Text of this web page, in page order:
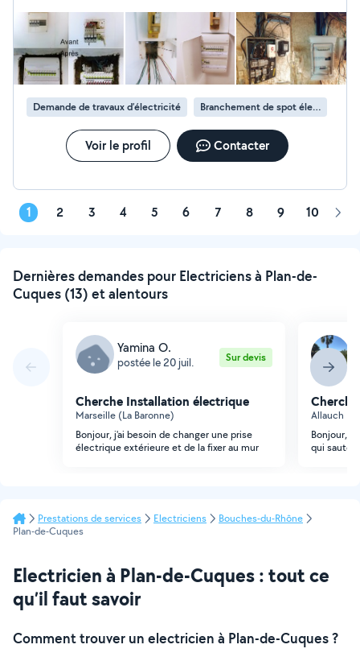
Demande de travaux d’électricité Branchement de spot électrique
Voir le profil Contacter
1 2 3 4 5 6 7 8 9 10
Dernières demandes pour Electriciens à Plan-de-
Cuques (13) et alentours
Yamina O.
postée le 20 juil. Sur devis
Cherche Installation électrique
Marseille (La Baronne)
Bonjour, j'ai besoin de changer une prise
électrique extérieure et de la fixer au mur
Allauch
Bonjour,
qui saute
Prestations de services Electriciens
Bouches-du-Rhône
Plan-de-Cuques
Electricien à Plan-de-Cuques : tout ce
qu’il faut savoir
Comment trouver un electricien à Plan-de-Cuques ?